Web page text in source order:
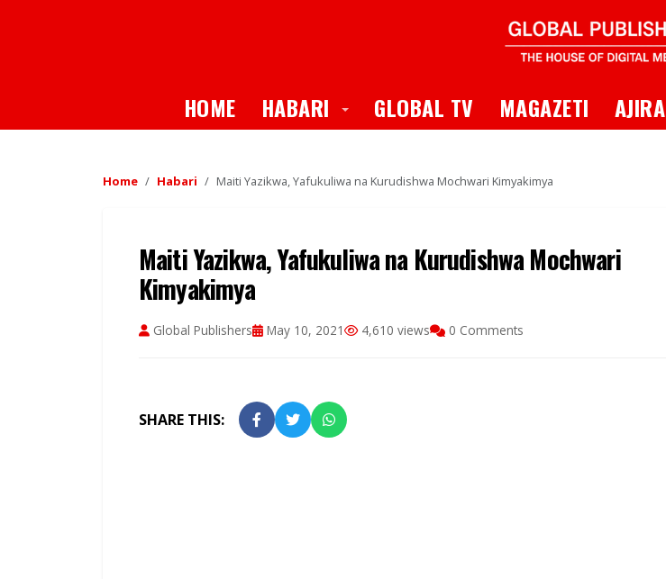
HOME HABARI Toggle Dropdown
GLOBAL TV MAGAZETI AJIRA
Home Habari Maiti Yazikwa, Yafukuliwa na Kurudishwa Mochwari Kimyakimya
Maiti Yazikwa, Yafukuliwa na Kurudishwa Mochwari
Kimyakimya
Global Publishers May 10, 2021 4,610 views 0 Comments
SHARE THIS: